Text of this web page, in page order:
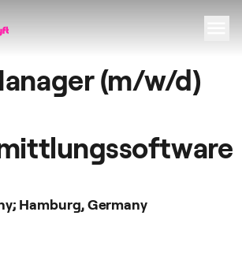
(m/w/d)
Hamburg, Germany